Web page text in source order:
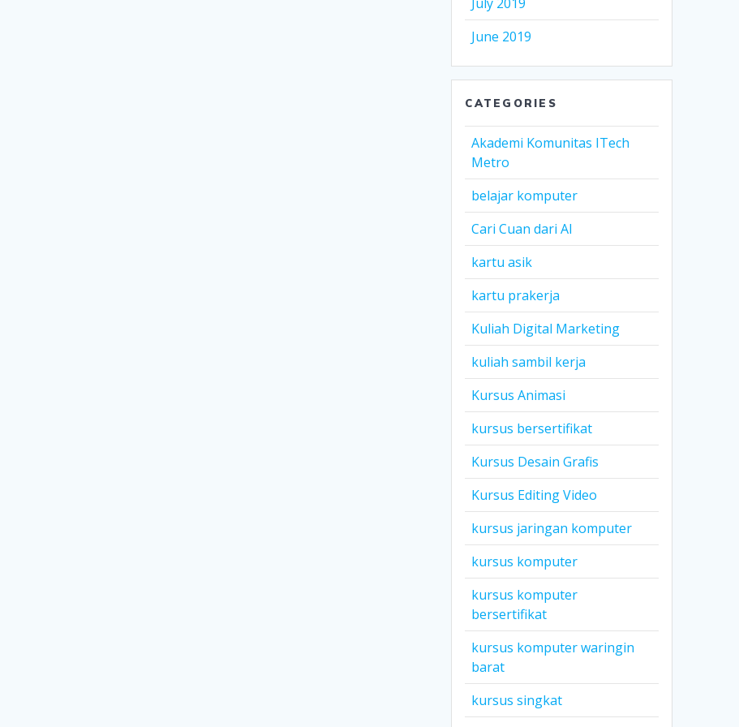
June 2019
CATEGORIES
Akademi Komunitas ITech
Metro
belajar komputer
Cari Cuan dari AI
kartu asik
kartu prakerja
Kuliah Digital Marketing
kuliah sambil kerja
Kursus Animasi
kursus bersertifikat
Kursus Desain Grafis
Kursus Editing Video
kursus jaringan komputer
kursus komputer
kursus komputer
bersertifikat
kursus komputer waringin
barat
kursus singkat